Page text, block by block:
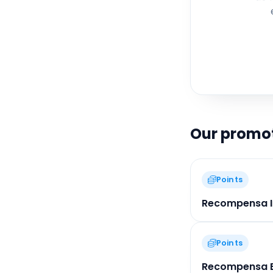
Our
Points
Recompensa
Points
Recompensa